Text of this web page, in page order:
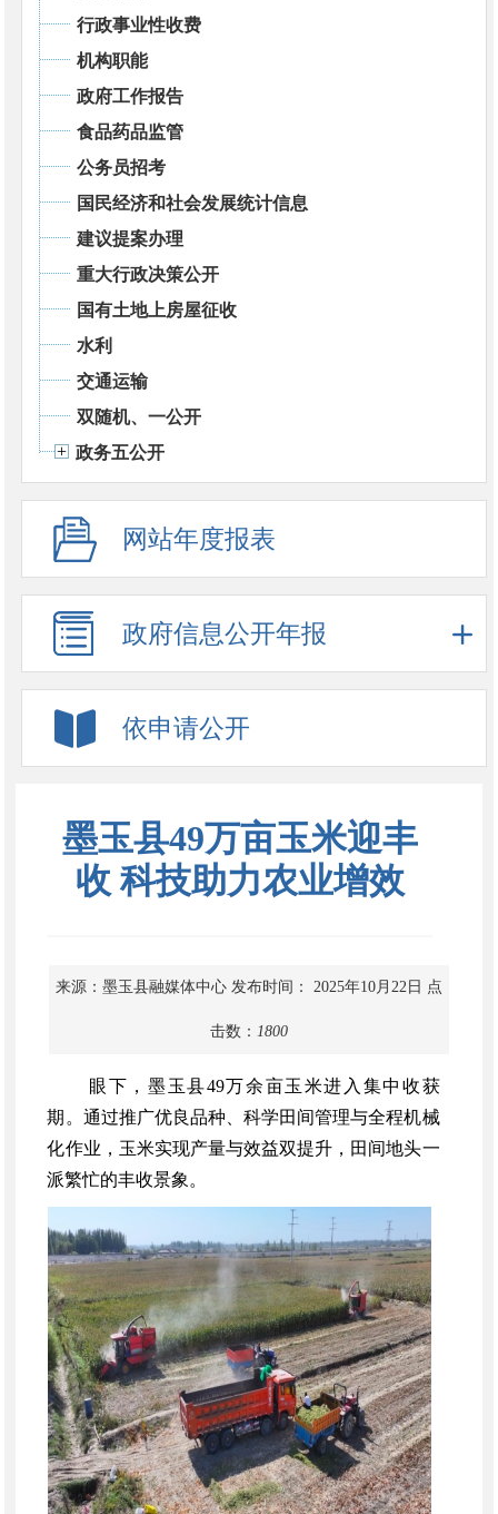
行政事业性收费
机构职能
政府工作报告
食品药品监管
公务员招考
国民经济和社会发展统计信息
建议提案办理
重大行政决策公开
国有土地上房屋征收
水利
交通运输
双随机、一公开
政务五公开
网站年度报表
政府信息公开年报
依申请公开
墨玉县49万亩玉米迎丰
收 科技助力农业增效
来源：墨玉县融媒体中心 发布时间： 2025年10月22日 点
击数： 1800
眼下，墨玉县49万余亩玉米进入集中收获
期。通过推广优良品种、科学田间管理与全程机械
化作业，玉米实现产量与效益双提升，田间地头一
派繁忙的丰收景象。